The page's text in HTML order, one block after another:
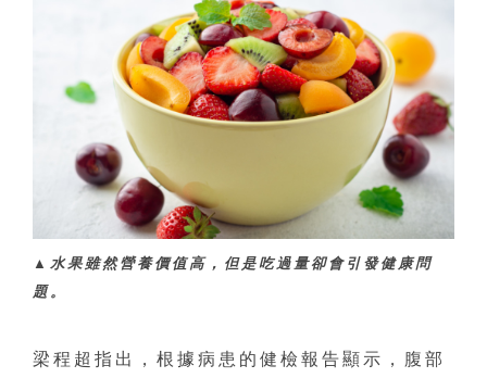
▲水果雖然營養價值高，但是吃過量卻會引發健康問
題。
梁程超指出，根據病患的健檢報告顯示，腹部